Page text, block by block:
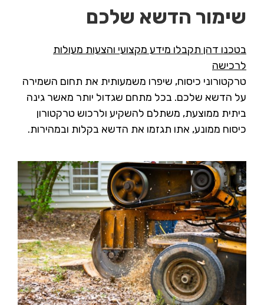
שימור הדשא שלכם
בטכנו דהן תקבלו מידע מקצועי והצעות מעולות
לרכישה
טרקטורוני כיסוח, שיפרו משמעותית את תחום השמירה
על הדשא שלכם. בכל מתחם שגדול יותר מאשר גינה
ביתית ממוצעת, משתלם להשקיע ולרכוש טרקטורון
כיסוח ממונע, אתו תגזמו את הדשא בקלות ובמהירות.